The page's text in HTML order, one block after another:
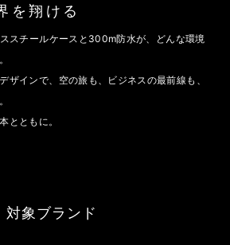
を翔ける
スチールケースと300m防水が、どんな環境
ザインで、空の旅も、ビジネスの最前線も、
とともに。
対象ブランド